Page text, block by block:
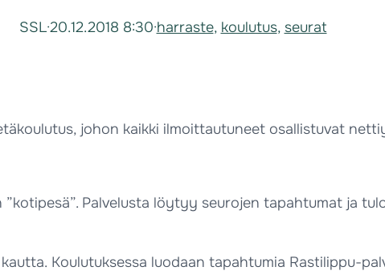
SSL·20.12.2018 8:30·harraste, koulutus, seurat
johon kaikki ilmoittautuneet osallistuvat
Palvelusta löytyy seurojen tapahtumat ja
Koulutuksessa luodaan tapahtumia Rastilippu-